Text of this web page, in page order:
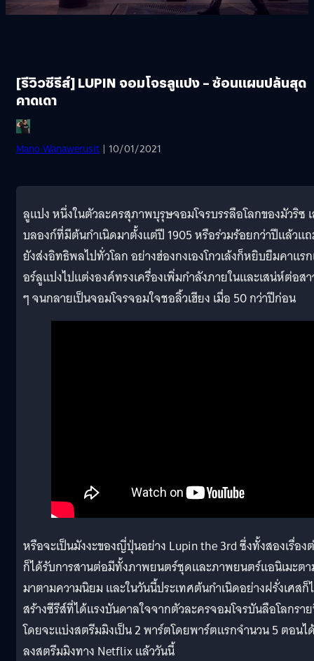
[รีวิวซีรีส์] LUPIN จอมโจรลูแปง – ซ้อนแผนปล้นสุด
คาดเดา
Mano Wanawerusit | 10/01/2021
ลูแปง หนึ่งในตัวละครสุภาพบุรุษจอมโจรบรรลือโลกของมัวริซ
บลองก์ที่มีต้นกำเนิดมาต้้งแต่ปี 1905 หรือร่วมร้อยกว่าปีแล้วแ
ยังส่งอิทธิพลไปทั่วโลก อย่างฮ่องกงเองโกวเล้งก็หยิบยืมคาแร
อร์ลูแปงไปแต่งองค์ทรงเครื่องเพิ่มกำลังภายในและเสน่ห์ต่อส
ๆ จนกลายเป็นจอมโจรจอมใจชอลิ้วเฮียง เมื่อ 50 กว่าปีก่อน
หรือจะเป็นมังงะของญี่ปุ่นอย่าง Lupin the 3rd ซึ่งทั้งสองเรื่อง
ก็ได้รับการสานต่อมีทั้งภาพยนตร์ชุดและภาพยนตร์แอนิเมะต
มาตามความนิยม และในวันนี้ประเทศต้นกำเนิดอย่างฝรั่งเศสก็
สร้างซีรีส์ที่ได้แรงบันดาลใจจากตัวละครจอมโจรบันลือโลกรา
โดยจะแบ่งสตรีมมิงเป็น 2 พาร์ตโดยพาร์ตแรกจำนวน 5 ตอนไ
ลงสตรีมมิงทาง Netflix แล้ววันนี้